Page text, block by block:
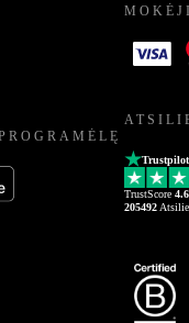
Trustpilot
TrustScore 4.6
205492